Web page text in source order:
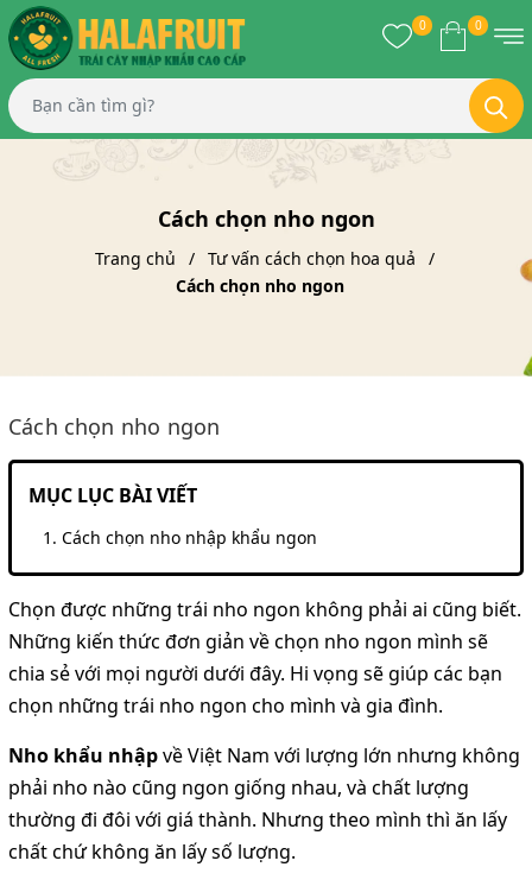
0 0
Cách chọn nho ngon
Trang chủ
Tư vấn cách chọn hoa quả
Cách chọn nho ngon
Cách chọn nho ngon
MỤC LỤC BÀI VIẾT
Cách chọn nho nhập khẩu ngon
Chọn được những trái nho ngon không phải ai cũng biết.
Những kiến thức đơn giản về chọn nho ngon mình sẽ
chia sẻ với mọi người dưới đây. Hi vọng sẽ giúp các bạn
chọn những trái nho ngon cho mình và gia đình.
Nho khẩu nhậpvề Việt Nam với lượng lớn nhưng không
phải nho nào cũng ngon giống nhau, và chất lượng
thường đi đôi với giá thành. Nhưng theo mình thì ăn lấy
chất chứ không ăn lấy số lượng.